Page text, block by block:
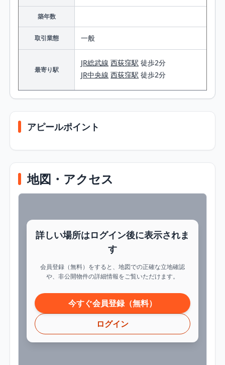
築年数
取引業態 一般
最寄り駅
JR総武線 西荻窪駅 徒歩2分
JR中央線 西荻窪駅 徒歩2分
アピールポイント
地図・アクセス
詳しい場所はログイン後に表示されま
す
会員登録（無料）をすると、地図での正確な立地確認
や、非公開物件の詳細情報をご覧いただけます。
今すぐ会員登録（無料）
ログイン